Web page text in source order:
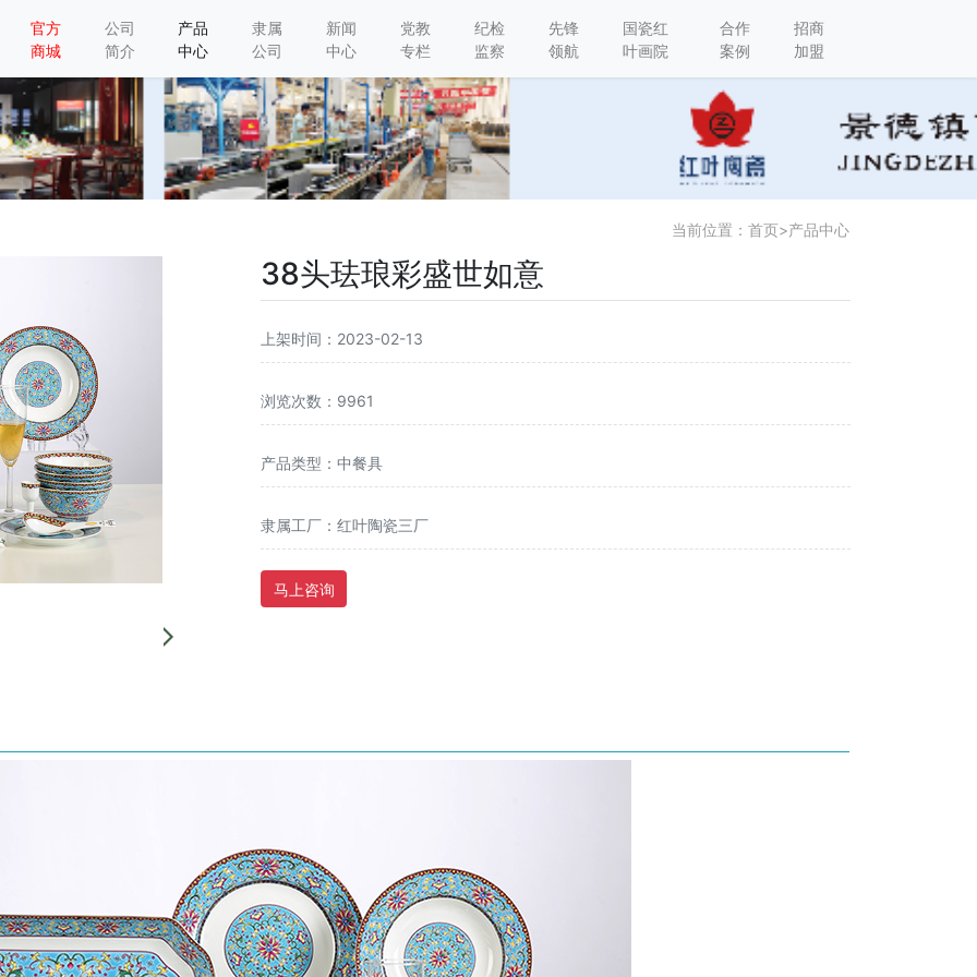
官方
商城
公司
简介
产品
中心
隶属
公司
新闻
中心
党教
专栏
纪检
监察
先锋
领航
国瓷红
叶画院
合作
案例
招商
加盟
当前位置： 首页>产品中心
38头珐琅彩盛世如意
上架时间：2023-02-13
浏览次数：9961
产品类型：中餐具
隶属工厂：红叶陶瓷三厂
马上咨询